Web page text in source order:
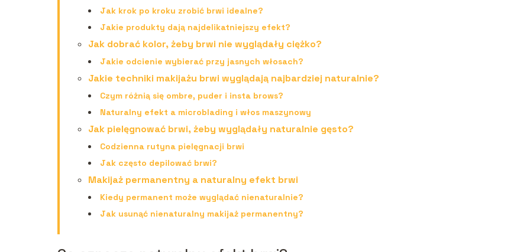
Jak krok po kroku zrobić brwi idealne?
Jakie produkty dają najdelikatniejszy efekt?
Jak dobrać kolor, żeby brwi nie wyglądały ciężko?
Jakie odcienie wybierać przy jasnych włosach?
Jakie techniki makijażu brwi wyglądają najbardziej naturalnie?
Czym różnią się ombre, puder i insta brows?
Naturalny efekt a microblading i włos maszynowy
Jak pielęgnować brwi, żeby wyglądały naturalnie gęsto?
Codzienna rutyna pielęgnacji brwi
Jak często depilować brwi?
Makijaż permanentny a naturalny efekt brwi
Kiedy permanent może wyglądać nienaturalnie?
Jak usunąć nienaturalny makijaż permanentny?